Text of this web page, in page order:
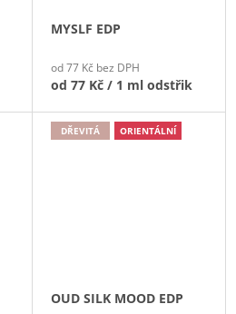
MYSLF EDP
od 77 Kč bez DPH
od 77 Kč / 1 ml odstřik
DŘEVITÁ ORIENTÁLNÍ
OUD SILK MOOD EDP